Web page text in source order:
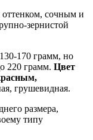
сочным и
зернистой
170 грамм, но
220 грамм. Цвет
грушевидная.
размера,
типу